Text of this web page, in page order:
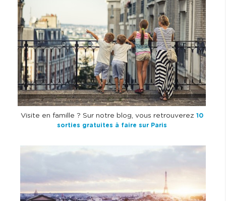
a
e
Visite en famille ? Sur notre blog, vous retrouverez 10
sorties gratuites à faire sur Paris